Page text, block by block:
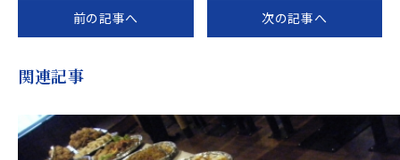
前の記事へ 次の記事へ
関連記事